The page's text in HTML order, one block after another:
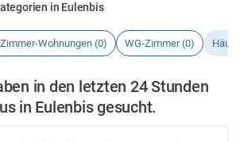
in Eulenbis
Wohnungen (0) WG-Zimmer (0)
in den letzten 24 Stunden
in Eulenbis gesucht.